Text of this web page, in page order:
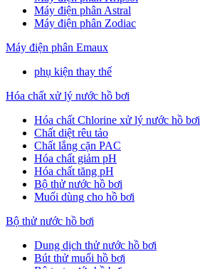
Máy điện phân Astral
Máy điện phân Zodiac
Máy điện phân Emaux
phụ kiện thay thế
Hóa chất xử lý nước hồ bơi
Hóa chất Chlorine xử lý nước hồ bơi
Chất diệt rêu tảo
Chất lắng cặn PAC
Hóa chất giảm pH
Hóa chất tăng pH
Bộ thử nước hồ bơi
Muối dùng cho hồ bơi
Bộ thử nước hồ bơi
Dung dịch thử nước hồ bơi
Bút thử muối hồ bơi